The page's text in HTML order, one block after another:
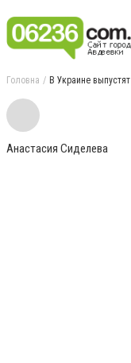
Головна В Украине
Анастасия Сиделева